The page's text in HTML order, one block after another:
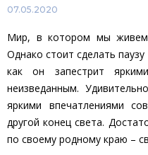
07.05.2020
Мир, в котором мы
Однако стоит сделать
как он запестрит
неизведанным.
яркими впечатлениями
другой конец света.
по своему родному краю –